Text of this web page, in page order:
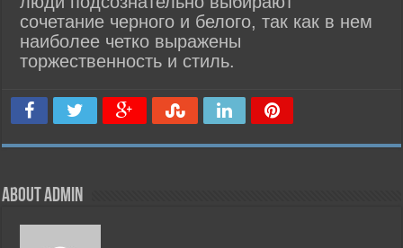
сочетание черного и белого, так как в нем
наиболее четко выражены
торжественность и стиль.
About admin